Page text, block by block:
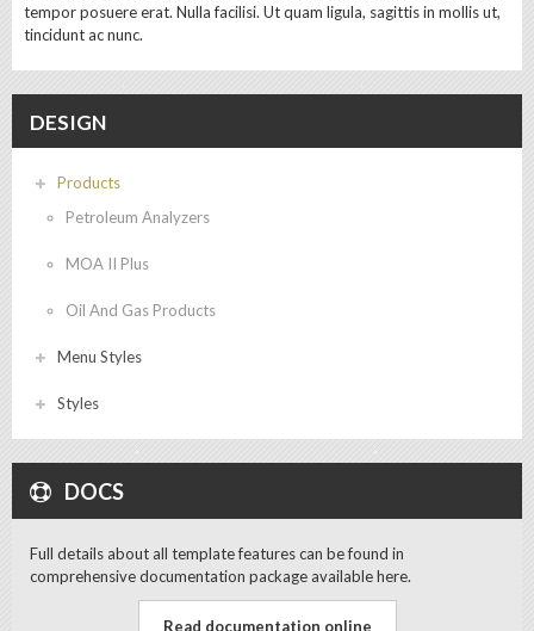
tempor posuere erat. Nulla facilisi. Ut quam ligula, sagittis in mollis ut,
tincidunt ac nunc.
DESIGN
Products
Petroleum Analyzers
MOA II Plus
Oil And Gas Products
Menu Styles
Styles
DOCS
Full details about all template features can be found in
comprehensive documentation package available here.
Read documentation online